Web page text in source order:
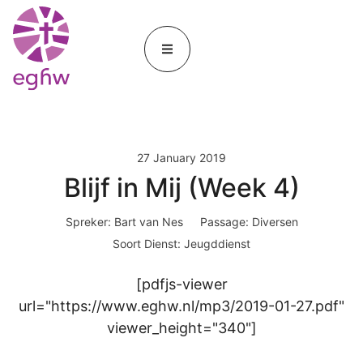
27 January 2019
Blijf in Mij (Week 4)
Spreker: Bart van Nes Passage: Diversen
Soort Dienst: Jeugddienst
[pdfjs-viewer
url="https://www.eghw.nl/mp3/2019-01-27.pdf"
viewer_height="340"]